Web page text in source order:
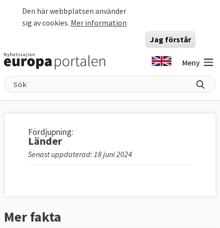
Den här webbplatsen använder
sig av cookies. Mer information
Jag förstår
Meny
Fördjupning:
Länder
Senast uppdaterad: 18 juni 2024
Mer fakta